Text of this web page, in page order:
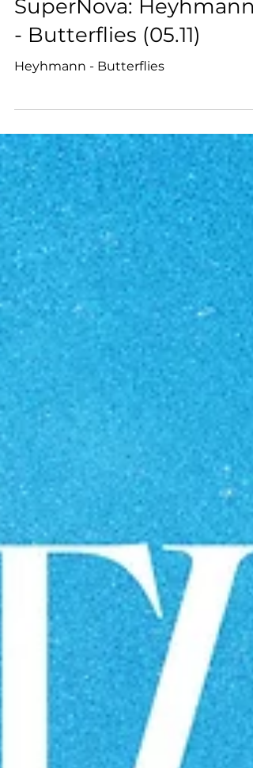
5 lis 2024
SuperNova: Heyhmann
- Butterflies (05.11)
Heyhmann - Butterflies